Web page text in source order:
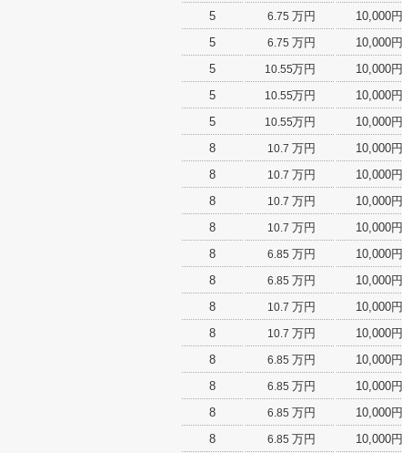
5
6.75 万円 10,000円
5
6.75 万円 10,000円
5
10.55万円 10,000円
5
10.55万円 10,000円
5
10.55万円 10,000円
8
10.7 万円 10,000円
8
10.7 万円 10,000円
8
10.7 万円 10,000円
8
10.7 万円 10,000円
8
6.85 万円 10,000円
8
6.85 万円 10,000円
8
10.7 万円 10,000円
8
10.7 万円 10,000円
8
6.85 万円 10,000円
8
6.85 万円 10,000円
8
6.85 万円 10,000円
8
6.85 万円 10,000円